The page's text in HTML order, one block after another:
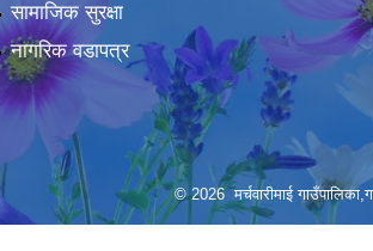
सामाजिक सुरक्षा
नागरिक वडापत्र
© 2026 मर्चवारीमाई